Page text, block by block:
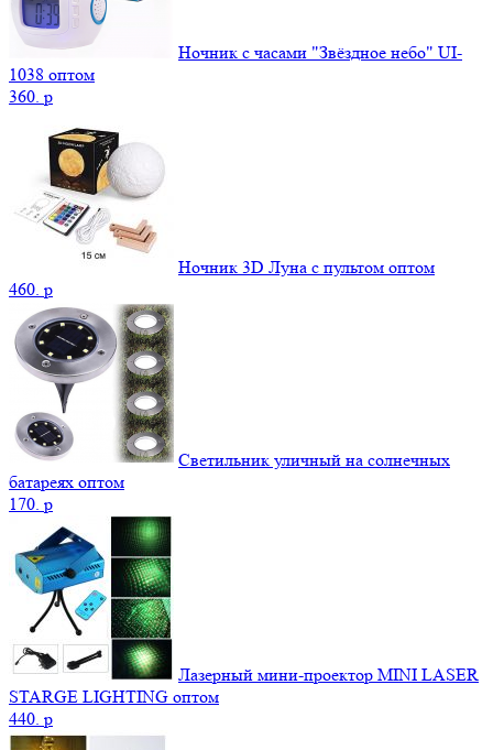
Ночник с часами "Звёздное небо" UI-
1038 оптом
360. p
Ночник 3D Луна c пультом оптом
460. p
Светильник уличный на солнечных
батареях оптом
170. p
Лазерный мини-проектор MINI LASER
STARGE LIGHTING оптом
440. p